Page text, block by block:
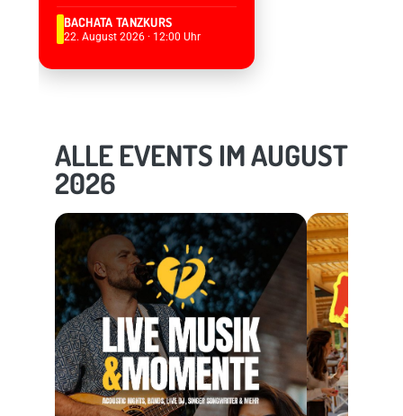
BACHATA TANZKURS
22. August 2026 · 12:00 Uhr
ALLE EVENTS IM AUGUST
2026